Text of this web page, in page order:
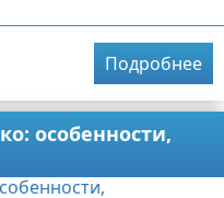
Подробнее
особенности,